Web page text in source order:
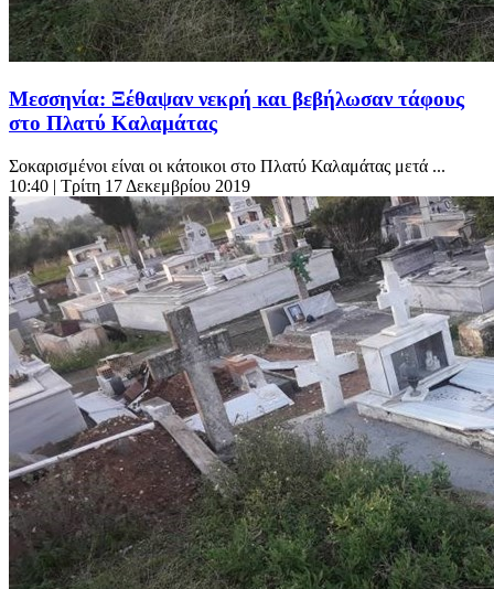
Μεσσηνία: Ξέθαψαν νεκρή και βεβήλωσαν τάφους
στο Πλατύ Καλαμάτας
Σοκαρισμένοι είναι οι κάτοικοι στο Πλατύ Καλαμάτας μετά ...
10:40 | Τρίτη 17 Δεκεμβρίου 2019